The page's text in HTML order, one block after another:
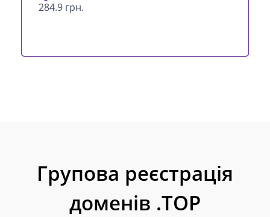
284.9 грн.
Групова реєстрація
доменів .TOP